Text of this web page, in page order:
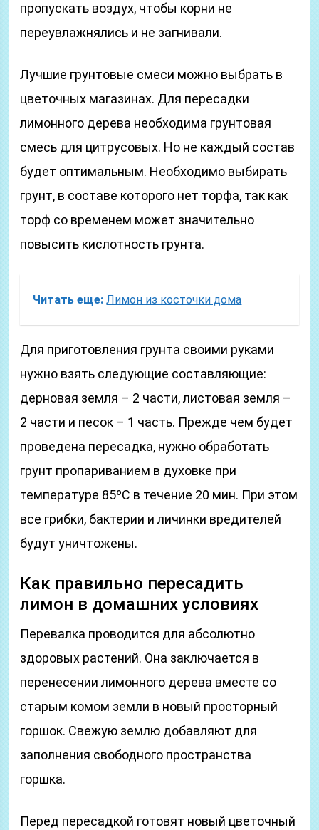
пропускать воздух, чтобы корни не
переувлажнялись и не загнивали.
Лучшие грунтовые смеси можно выбрать в
цветочных магазинах. Для пересадки
лимонного дерева необходима грунтовая
смесь для цитрусовых. Но не каждый состав
будет оптимальным. Необходимо выбирать
грунт, в составе которого нет торфа, так как
торф со временем может значительно
повысить кислотность грунта.
Читать еще: Лимон из косточки дома
Для приготовления грунта своими руками
нужно взять следующие составляющие:
дерновая земля – 2 части, листовая земля –
2 части и песок – 1 часть. Прежде чем будет
проведена пересадка, нужно обработать
грунт пропариванием в духовке при
температуре 85ºС в течение 20 мин. При этом
все грибки, бактерии и личинки вредителей
будут уничтожены.
Как правильно пересадить
лимон в домашних условиях
Перевалка проводится для абсолютно
здоровых растений. Она заключается в
перенесении лимонного дерева вместе со
старым комом земли в новый просторный
горшок. Свежую землю добавляют для
заполнения свободного пространства
горшка.
Перед пересадкой готовят новый цветочный